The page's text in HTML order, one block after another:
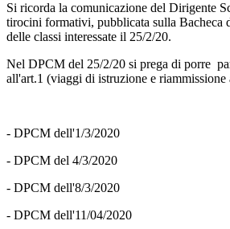
Si ricorda la comunicazione del Dirigente
tirocini formativi, pubblicata sulla Bacheca
delle classi interessate il 25/2/20.
Nel DPCM del 25/2/20 si prega di porre
all'art.1 (viaggi di istruzione e riammissione
- DPCM dell'1/3/2020
- DPCM del 4/3/2020
- DPCM dell'8/3/2020
- DPCM dell'11/04/2020